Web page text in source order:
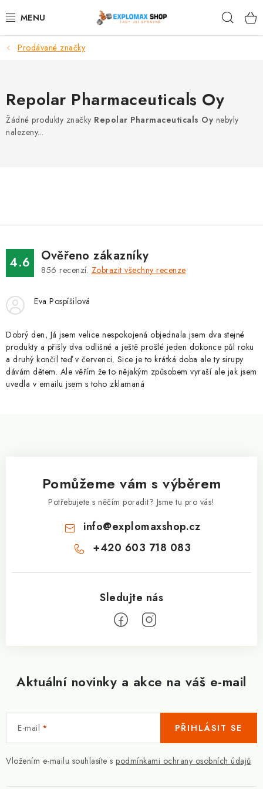
na
%AKCE
SPORTOVNÍ VÝŽIVA
ZNAČKY
Kontakty Slovník pojmů
Podmínky ochrany osobních údajů
Slevový systém
Vše o nákupu
Prodávané značky
Repolar Pharmaceuticals Oy
Žádné produkty značky Repolar Pharmaceuticals Oy nebyly
nalezeny...
4.6 Ověřeno zákazníky
856 recenzí. Zobrazit všechny recenze
Eva Pospíšilová
Dobrý den, Já jsem velice nespokojená objednala jsem dva stejné
produkty a přišly dva odlišné a ještě prošlé jeden dokonce půl roku
a druhý končil teď v červenci. Sice je to krátká doba ale ty sirupy
dávám dětem. Ale věřím že to nějakým způsobem vyraší ale jak jsem
uvedla v emailu jsem s toho zklamaná
Aktuální novinky a akce na váš e-mail
E-mail
Vložením e-mailu souhlasíte s podmínkami ochrany osobních údajů
PŘIHLÁSIT SE
Pomůžeme vám s výběrem
Potřebujete s něčím poradit? Jsme tu pro vás!
info@explomaxshop.cz
+420 603 718 083